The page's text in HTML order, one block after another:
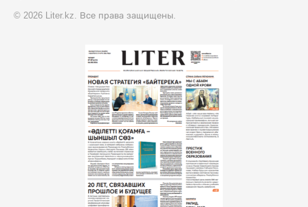
© 2026 Liter.kz. Все права защищены.